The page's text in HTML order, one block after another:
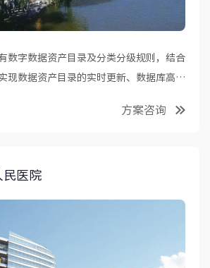
数字数据资产目录及分类分级规则，结合
现数据资产目录的实时更新、数据库高危
方案咨询
民医院